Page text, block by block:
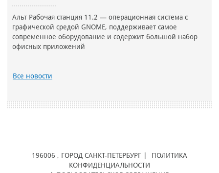
Альт Рабочая станция 11.2 — операционная система с
графической средой GNOME, поддерживает самое
современное оборудование и содержит большой набор
офисных приложений
Все новости
196006 , ГОРОД САНКТ-ПЕТЕРБУРГ |
ПОЛИТИКА
КОНФИДЕНЦИАЛЬНОСТИ